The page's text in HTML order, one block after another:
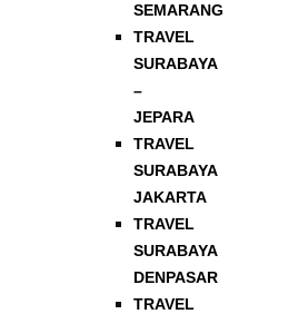
SEMARANG
TRAVEL
SURABAYA
–
JEPARA
TRAVEL
SURABAYA
JAKARTA
TRAVEL
SURABAYA
DENPASAR
TRAVEL